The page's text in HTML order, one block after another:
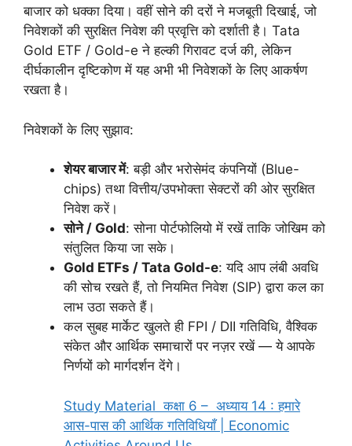
बाजार को धक्का दिया। वहीं सोने की दरों ने मजबूती दिखाई, जो
निवेशकों की सुरक्षित निवेश की प्रवृत्ति को दर्शाती है। Tata
Gold ETF / Gold-e ने हल्की गिरावट दर्ज की, लेकिन
दीर्घकालीन दृष्टिकोण में यह अभी भी निवेशकों के लिए आकर्षण
रखता है।
निवेशकों के लिए सुझाव:
शेयर बाजार में: बड़ी और भरोसेमंद कंपनियों (Blue-
chips) तथा वित्तीय/उपभोक्ता सेक्टरों की ओर सुरक्षित
निवेश करें।
सोने / Gold: सोना पोर्टफोलियो में रखें ताकि जोखिम को
संतुलित किया जा सके।
Gold ETFs / Tata Gold-e: यदि आप लंबी अवधि
की सोच रखते हैं, तो नियमित निवेश (SIP) द्वारा कल का
लाभ उठा सकते हैं।
कल सुबह मार्केट खुलते ही FPI / DII गतिविधि, वैश्विक
संकेत और आर्थिक समाचारों पर नज़र रखें — ये आपके
निर्णयों को मार्गदर्शन देंगे।
Study Material कक्षा 6 – अध्याय 14 : हमारे
आस-पास की आर्थिक गतिविधियाँ | Economic